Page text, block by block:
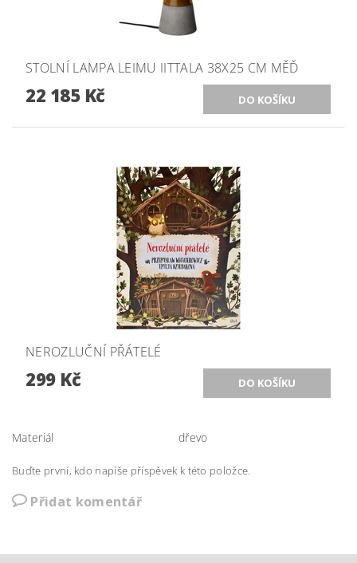
STOLNÍ LAMPA LEIMU IITTALA 38X25 CM MĚĎ
22 185 Kč
NEROZLUČNÍ PŘÁTELÉ
299 Kč
Materiál dřevo
Buďte první, kdo napíše příspěvek k této položce.
Přidat komentář